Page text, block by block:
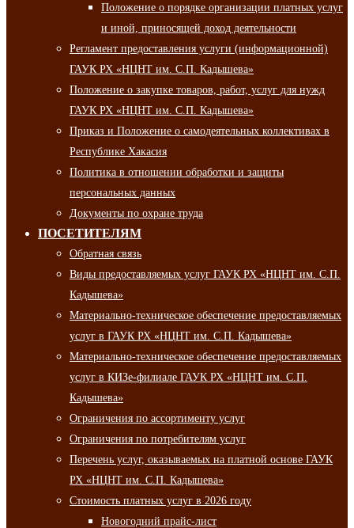
Положение о порядке организации платных услуг
и иной, приносящей доход деятельности
Регламент предоставления услуги (информационной)
ГАУК РХ «НЦНТ им. С.П. Кадышева»
Положение о закупке товаров, работ, услуг для нужд
ГАУК РХ «НЦНТ им. С.П. Кадышева»
Приказ и Положение о самодеятельных коллективах в
Республике Хакасия
Политика в отношении обработки и защиты
персональных данных
Документы по охране труда
ПОСЕТИТЕЛЯМ
Обратная связь
Виды предоставляемых услуг ГАУК РХ «НЦНТ им. С.П.
Кадышева»
Материально-техническое обеспечение предоставляемых
услуг в ГАУК РХ «НЦНТ им. С.П. Кадышева»
Материально-техническое обеспечение предоставляемых
услуг в КИЗе-филиале ГАУК РХ «НЦНТ им. С.П.
Кадышева»
Ограничения по ассортименту услуг
Ограничения по потребителям услуг
Перечень услуг, оказываемых на платной основе ГАУК
РХ «НЦНТ им. С.П. Кадышева»
Стоимость платных услуг в 2026 году
Новогодний прайс-лист